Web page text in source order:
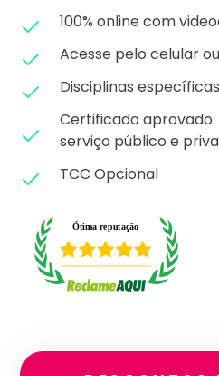
100% online com
Acesse pelo celular
Disciplinas
Certificado aprovado:
serviço público e
TCC Opcional